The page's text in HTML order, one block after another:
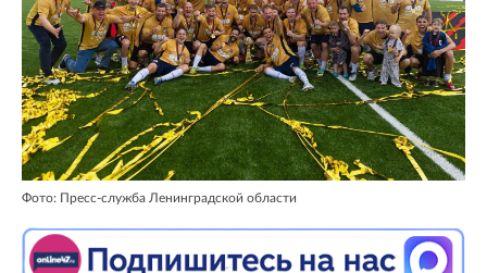
Фото: Пресс-служба Ленинградской области